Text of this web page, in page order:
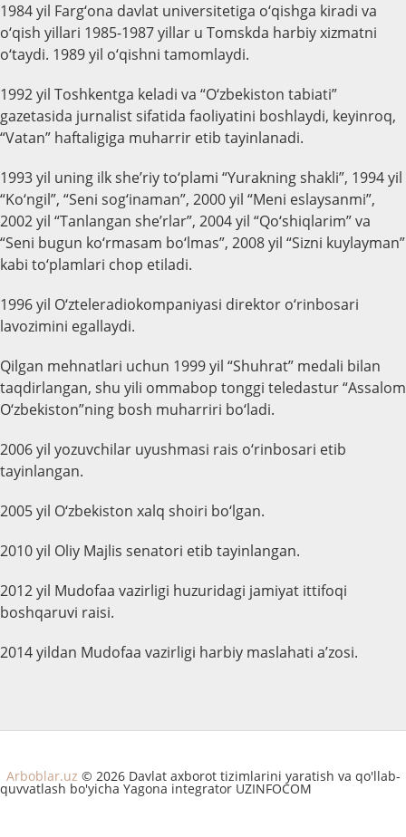
1984 yil Farg‘ona davlat universitetiga o‘qishga kiradi va
o‘qish yillari 1985-1987 yillar u Tomskda harbiy xizmatni
o‘taydi. 1989 yil o‘qishni tamomlaydi.
1992 yil Toshkentga keladi va “O‘zbekiston tabiati”
gazetasida jurnalist sifatida faoliyatini boshlaydi, keyinroq,
“Vatan” haftaligiga muharrir etib tayinlanadi.
1993 yil uning ilk she’riy to‘plami “Yurakning shakli”, 1994 yil
“Ko‘ngil”, “Seni sog‘inaman”, 2000 yil “Meni eslaysanmi”,
2002 yil “Tanlangan she’rlar”, 2004 yil “Qo‘shiqlarim” va
“Seni bugun ko‘rmasam bo‘lmas”, 2008 yil “Sizni kuylayman”
kabi to‘plamlari chop etiladi.
1996 yil O‘zteleradiokompaniyasi direktor o‘rinbosari
lavozimini egallaydi.
Qilgan mehnatlari uchun 1999 yil “Shuhrat” medali bilan
taqdirlangan, shu yili ommabop tonggi teledastur “Assalom
O‘zbekiston”ning bosh muharriri bo‘ladi.
2006 yil yozuvchilar uyushmasi rais o‘rinbosari etib
tayinlangan.
2005 yil O‘zbekiston xalq shoiri bo‘lgan.
2010 yil Oliy Majlis senatori etib tayinlangan.
2012 yil Mudofaa vazirligi huzuridagi jamiyat ittifoqi
boshqaruvi raisi.
2014 yildan Mudofaa vazirligi harbiy maslahati a’zosi.
Arboblar.uz © 2026 Davlat axborot tizimlarini yaratish va qo'llab-
quvvatlash bo'yicha Yagona integrator UZINFOCOM